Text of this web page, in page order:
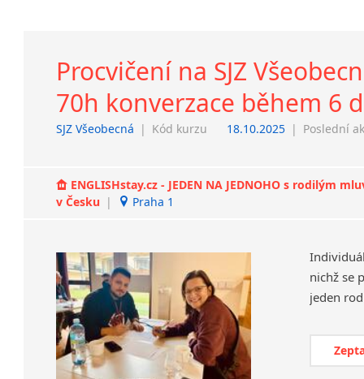
Procvičení na SJZ
70h konverzace během 6
SJZ Všeobecná | Kód kurzu 18.10.2025 | Poslední
ENGLISHstay.cz - JEDEN NA JEDNOHO s rodilým
v Česku | Praha 1
nichž se